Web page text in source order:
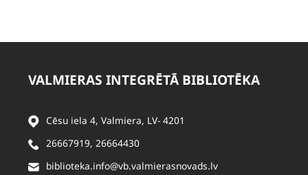
VALMIERAS INTEGRĒTĀ BIBLIOTĒKA
Cēsu iela 4, Valmiera, LV- 4201
26667919, 26664430
biblioteka.info@vb.valmierasnovads.lv